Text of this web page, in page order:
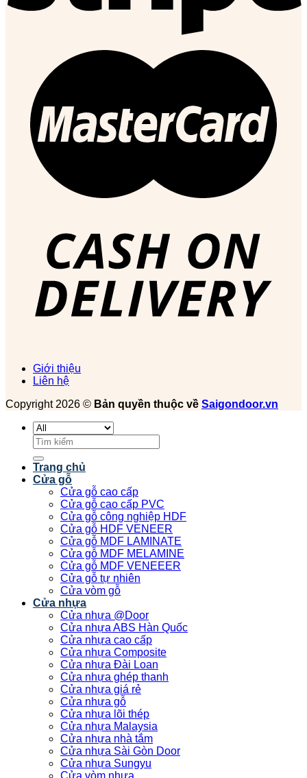
Giới thiệu
Liên hệ
Copyright 2026 © Bản quyền thuộc về Saigondoor.vn
Tìm
kiếm:
Trang chủ
Cửa gỗ
Cửa gỗ cao cấp
Cửa gỗ cao cấp PVC
Cửa gỗ công nghiệp HDF
Cửa gỗ HDF VENEER
Cửa gỗ MDF LAMINATE
Cửa gỗ MDF MELAMINE
Cửa gỗ MDF VENEEER
Cửa gỗ tự nhiên
Cửa vòm gỗ
Cửa nhựa
Cửa nhựa @Door
Cửa nhựa ABS Hàn Quốc
Cửa nhựa cao cấp
Cửa nhựa Composite
Cửa nhựa Đài Loan
Cửa nhựa ghép thanh
Cửa nhựa giá rẻ
Cửa nhựa gỗ
Cửa nhựa lõi thép
Cửa nhựa Malaysia
Cửa nhựa nhà tắm
Cửa nhựa Sài Gòn Door
Cửa nhựa Sungyu
Cửa vòm nhựa